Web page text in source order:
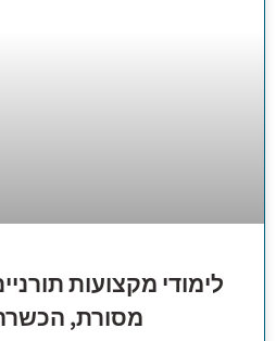
לימודי מקצועות
מסורת,